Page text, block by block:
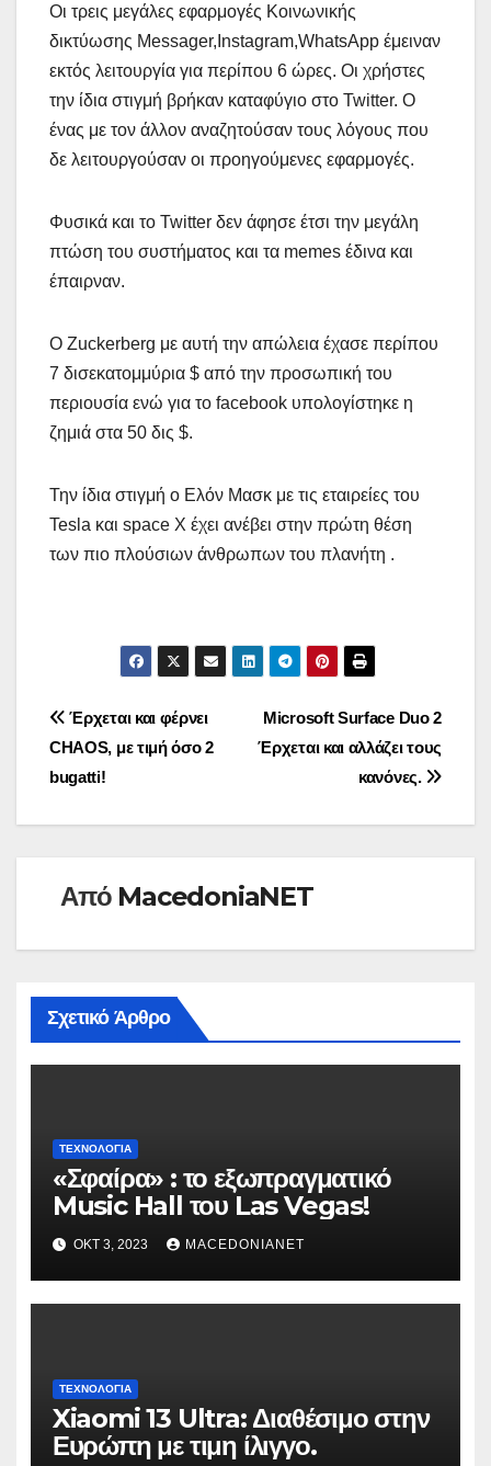
Οι τρεις μεγάλες εφαρμογές Κοινωνικής
δικτύωσης Messager,Instagram,WhatsApp έμειναν
εκτός λειτουργία για περίπου 6 ώρες. Οι χρήστες
την ίδια στιγμή βρήκαν καταφύγιο στο Twitter. Ο
ένας με τον άλλον αναζητούσαν τους λόγους που
δε λειτουργούσαν οι προηγούμενες εφαρμογές.
Φυσικά και το Twitter δεν άφησε έτσι την μεγάλη
πτώση του συστήματος και τα memes έδινα και
έπαιρναν.
Ο Zuckerberg με αυτή την απώλεια έχασε περίπου
7 δισεκατομμύρια $ από την προσωπική του
περιουσία ενώ για το facebook υπολογίστηκε η
ζημιά στα 50 δις $.
Την ίδια στιγμή ο Ελόν Μασκ με τις εταιρείες του
Tesla και space X έχει ανέβει στην πρώτη θέση
των πιο πλούσιων άνθρωπων του πλανήτη .
Πλοήγηση
άρθρων
Microsoft Surface Duo 2
Έρχεται και αλλάζει τους
κανόνες.
Έρχεται και φέρνει
CHAOS, με τιμή όσο 2
bugatti!
Από MacedoniaNET
Σχετικό Άρθρο
ΤΕΧΝΟΛΟΓΊΑ
«Σφαίρα» : το εξωπραγματικό
Music Hall του Las Vegas!
ΟΚΤ 3, 2023 MACEDONIANET
ΤΕΧΝΟΛΟΓΊΑ
Xiaomi 13 Ultra: Διαθέσιμο στην
Ευρώπη με τιμη ίλιγγο.